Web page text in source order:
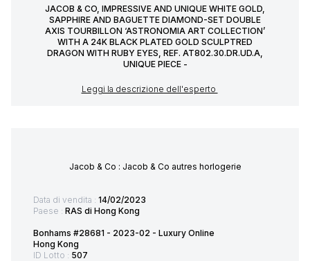
JACOB & CO, IMPRESSIVE AND UNIQUE WHITE GOLD,
SAPPHIRE AND BAGUETTE DIAMOND-SET DOUBLE
AXIS TOURBILLON ‘ASTRONOMIA ART COLLECTION’
WITH A 24K BLACK PLATED GOLD SCULPTRED
DRAGON WITH RUBY EYES, REF. AT802.30.DR.UD.A,
UNIQUE PIECE -
Leggi la descrizione dell'esperto
Jacob & Co : Jacob & Co autres horlogerie
Data di vendita : 14/02/2023
Paese : RAS di Hong Kong
Bonhams #28681 - 2023-02 - Luxury Online
Hong Kong
ID Lotto : 507